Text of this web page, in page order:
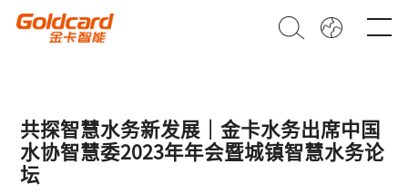
共探智慧水务新发展｜金卡水务出席中国
水协智慧委2023年年会暨城镇智慧水务论
坛